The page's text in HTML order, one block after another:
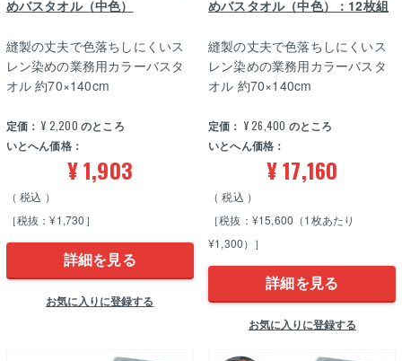
めバスタオル（中色）
定価： ¥ 2,200 のところ
いとへん価格：
¥1,903
税込
［税抜：¥1,730］
縫製の丈夫で色落ちしにくいス
レン染めの業務用カラーバスタ
オル 約70×140cm
詳細を見る
お気に入りに登録する
めバスタオル（中色）：12枚組
定価： ¥26,400 のところ
いとへん価格：
¥17,160
税込
［税抜：¥15,600（1枚あたり
¥1,300）］
縫製の丈夫で色落ちしにくいス
レン染めの業務用カラーバスタ
オル 約70×140cm
詳細を見る
お気に入りに登録する